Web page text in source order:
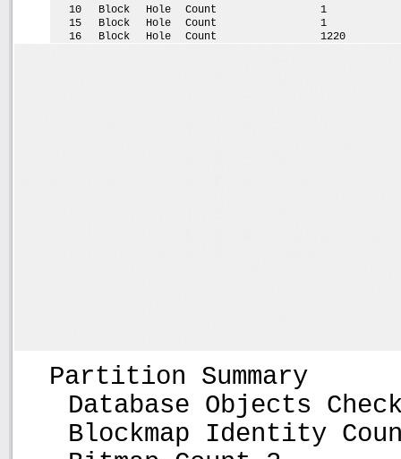
10
Block Hole Count
1
15
Block Hole Count
1
16
Block Hole Count 1220
Partition Summary
Database Objects
Blockmap Identity